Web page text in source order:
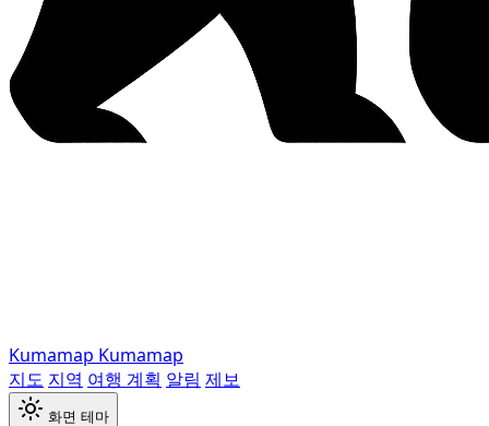
Kumamap Kumamap
지도 지역 여행 계획 알림 제보
화면 테마